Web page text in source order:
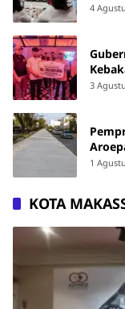
4
Juta
3
1
KOTA